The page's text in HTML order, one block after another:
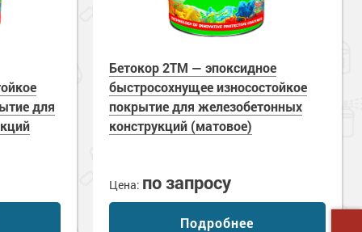
для
Бетокор 2TM — эпоксидное
быстросохнущее износостойкое
покрытие для железобетонных
конструкций (матовое)
Цена: по запросу
Подробнее